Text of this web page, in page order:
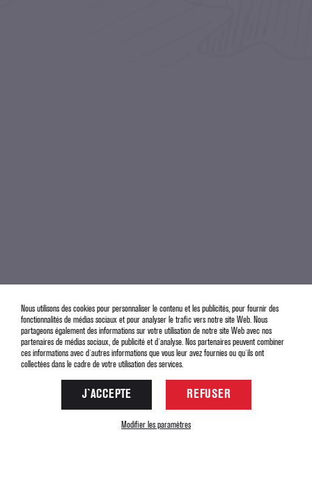
Nous utilisons des cookies pour personnaliser le contenu et les publicités, pour fournir des
fonctionnalités de médias sociaux et pour analyser le trafic vers notre site Web. Nous
partageons également des informations sur votre utilisation de notre site Web avec nos
partenaires de médias sociaux, de publicité et d`analyse. Nos partenaires peuvent combiner
ces informations avec d`autres informations que vous leur avez fournies ou qu`ils ont
collectées dans le cadre de votre utilisation des services.
REFUSER
J`ACCEPTE
Modifier les paramètres